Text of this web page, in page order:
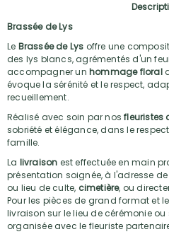
Brassée de Lys
Le Brassée de Lys offre une
des lys blancs, agrémentés d'un
accompagner un hommage floral
évoque la sérénité et le respect,
recueillement.
Réalisé avec soin par nosfleuristes
sobriété et élégance, dans le
famille.
La livraison est effectuée en main
présentation soignée, à l'adresse
ou lieu de culte, cimetière, ou
Pour les pièces de grand format et
livraison sur le lieu de cérémonie
organisée avec le fleuriste